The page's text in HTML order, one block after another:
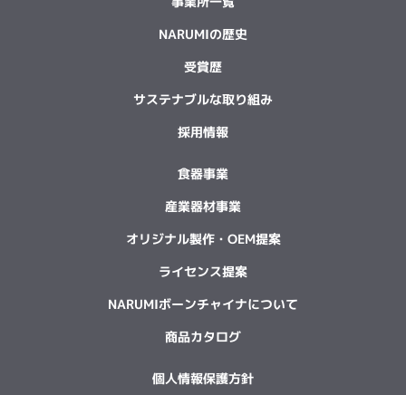
NARUMIの歴史
受賞歴
サステナブルな取り組み
採用情報
食器事業
産業器材事業
オリジナル製作・OEM提案
ライセンス提案
NARUMIボーンチャイナについて
商品カタログ
個人情報保護方針